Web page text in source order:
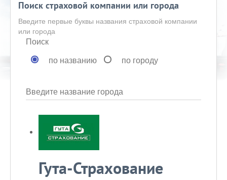
Поиск страховой компании или города
Введите первые буквы названия страховой компании
или города
Поиск
по названию
по городу
Введите название города
Гута-Страхование